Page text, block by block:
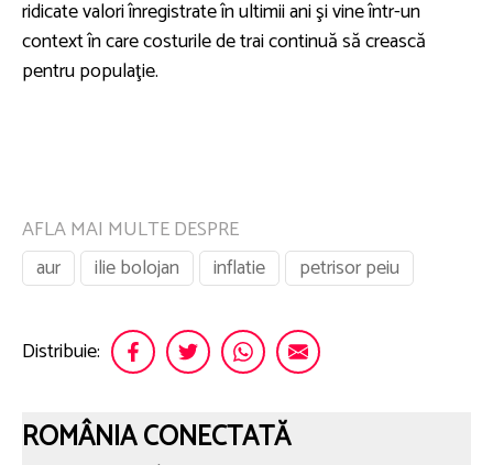
ridicate valori înregistrate în ultimii ani şi vine într-un
context în care costurile de trai continuă să crească
pentru populaţie.
AFLA MAI MULTE DESPRE
aur
ilie bolojan inflatie petrisor peiu
Distribuie:
ROMÂNIA CONECTATĂ